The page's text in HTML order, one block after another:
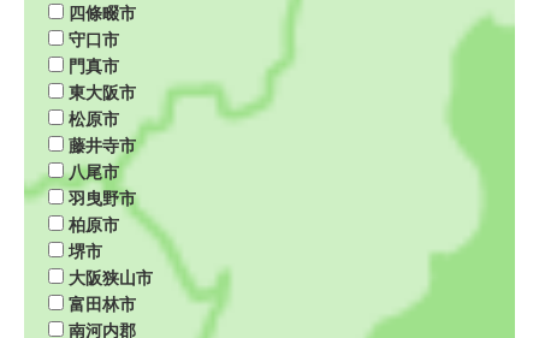
四條畷市
守口市
門真市
東大阪市
松原市
藤井寺市
八尾市
羽曳野市
柏原市
堺市
大阪狭山市
富田林市
南河内郡